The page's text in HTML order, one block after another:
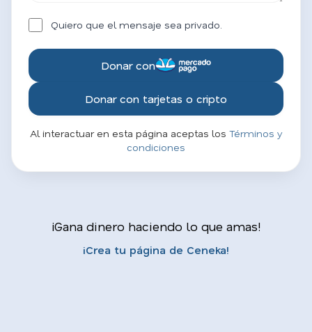
Quiero que el mensaje sea privado.
Donar con
Donar con tarjetas o cripto
Al interactuar en esta página aceptas los Términos y
condiciones
¡Gana dinero haciendo lo que amas!
¡Crea tu página de Ceneka!